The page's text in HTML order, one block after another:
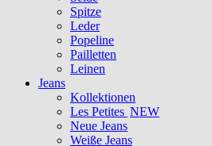
Spitze
Leder
Popeline
Pailletten
Leinen
Jeans
Kollektionen
Les Petites NEW
Neue Jeans
Weiße Jeans